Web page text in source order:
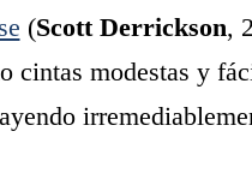
(Scott Derrickson,
cintas modestas y